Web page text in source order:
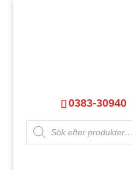
0383-30940
Products
search